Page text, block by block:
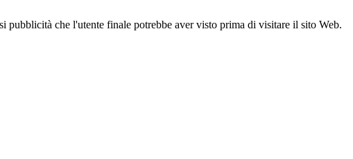
che l'utente finale potrebbe aver visto prima di visitare il sito Web.